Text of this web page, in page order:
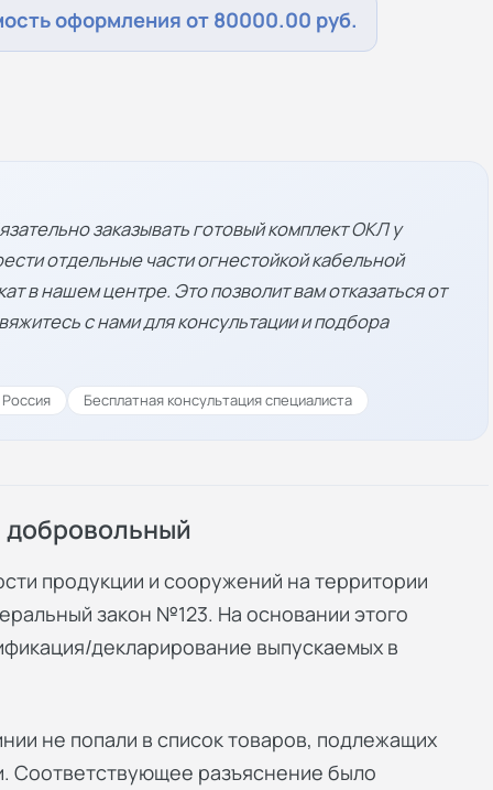
оформления от 80000.00 руб.
заказывать готовый комплект ОКЛ у
отдельные части огнестойкой кабельной
в нашем центре. Это позволит вам отказаться от
с нами для консультации и подбора
Бесплатная консультация специалиста
продукции и сооружений на территории
закон №123. На основании этого
декларирование выпускаемых в
не попали в список товаров, подлежащих
Соответствующее разъяснение было